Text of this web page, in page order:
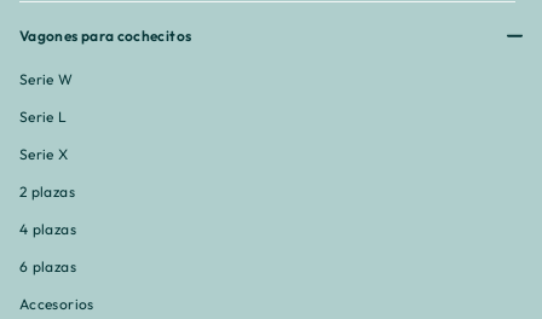
Vagones para cochecitos
Serie W
Serie L
Serie X
2 plazas
4 plazas
6 plazas
Accesorios